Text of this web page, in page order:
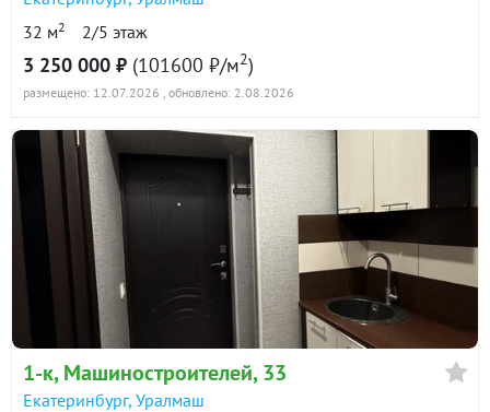
32 м2 2/5 этаж
3 250 000 ₽ (101600 ₽/м2)
размещено: 12.07.2026 , обновлено: 2.08.2026
1-к, Машиностроителей, 33
Екатеринбург, Уралмаш